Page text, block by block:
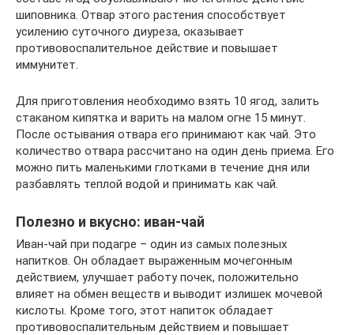
шиповника. Отвар этого растения способствует
усилению суточного диуреза, оказывает
противовоспалительное действие и повышает
иммунитет.
Для приготовления необходимо взять 10 ягод, залить
стаканом кипятка и варить на малом огне 15 минут.
После остывания отвара его принимают как чай. Это
количество отвара рассчитано на один день приема. Его
можно пить маленькими глотками в течение дня или
разбавлять теплой водой и принимать как чай.
Полезно и вкусно: иван-чай
Иван-чай при подагре – один из самых полезных
напитков. Он обладает выраженным мочегонным
действием, улучшает работу почек, положительно
влияет на обмен веществ и выводит излишек мочевой
кислоты. Кроме того, этот напиток обладает
противовоспалительным действием и повышает